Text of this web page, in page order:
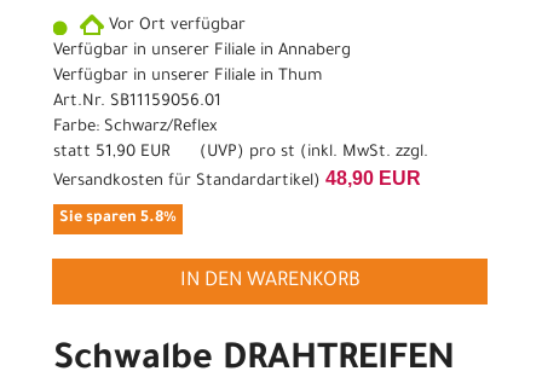
Vor Ort verfügbar
Verfügbar in unserer Filiale in Annaberg
Verfügbar in unserer Filiale in Thum
Art.Nr. SB11159056.01
Farbe: Schwarz/Reflex
statt 51,90 EUR ( UVP) pro st (inkl. MwSt. zzgl.
Versandkosten für Standardartikel) 48,90 EUR
Sie sparen 5.8%
IN DEN WARENKORB
Schwalbe DRAHTREIFEN